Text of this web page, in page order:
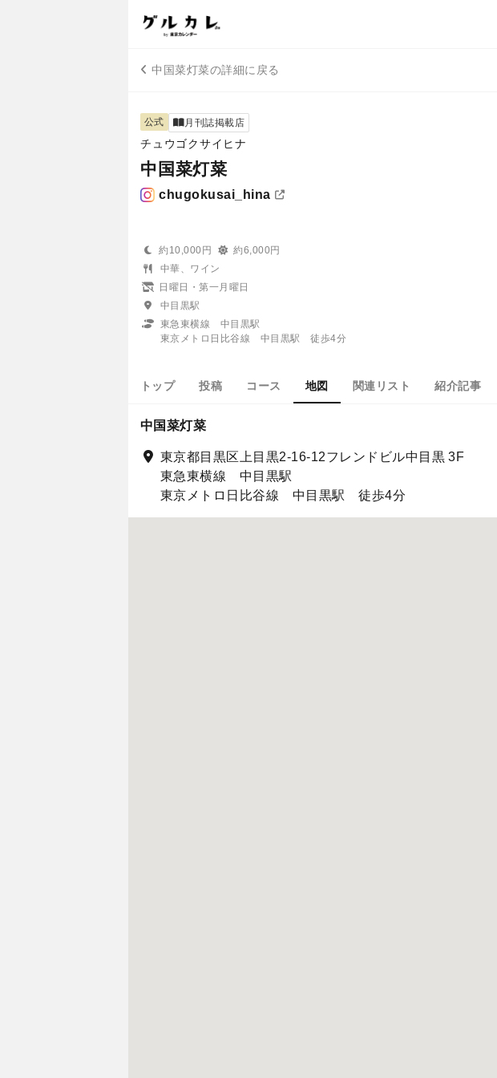
中国菜灯菜の詳細に戻る
公式 月刊誌掲載店
チュウゴクサイヒナ
中国菜灯菜
chugokusai_hina
約10,000円
約6,000円
中華、ワイン
日曜日・第一月曜日
中目黒駅
東急東横線 中目黒駅
東京メトロ日比谷線 中目黒駅 徒歩4分
トップ 投稿 コース 地図 関連リスト 紹介記事
中国菜灯菜
東京都目黒区上目黒2-16-12フレンドビル中目黒 3F
東急東横線 中目黒駅
東京メトロ日比谷線 中目黒駅 徒歩4分